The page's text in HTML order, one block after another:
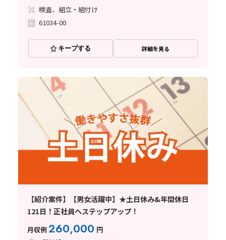
検査、組立・組付け
61034-00
キープする 詳細を見る
【紹介案件】【男女活躍中】★土日休み&年間休日
121日！正社員へステップアップ！
月収例260,000 円